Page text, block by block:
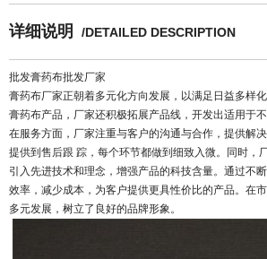
详细说明 /DETAILED DESCRIPTION
批发膏药布批发厂家
膏药布厂家正朝着多元化方向发展，以满足日益多样
膏药布产品，厂家还积极拓展产品线，开发出适用于
在服务方面，厂家注重与客户的沟通与合作，提供解
提供到售后跟 踪，每个环节都做到细致入微。同时，
引入先进技术和理念，增强产品的科技含量。通过不
效率，减少成本，为客户提供更具性价比的产品。在
多元发展，树立了良好的品牌形象。